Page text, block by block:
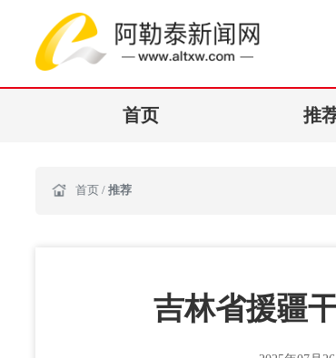
首页 推
首页 / 推荐
吉林省援疆